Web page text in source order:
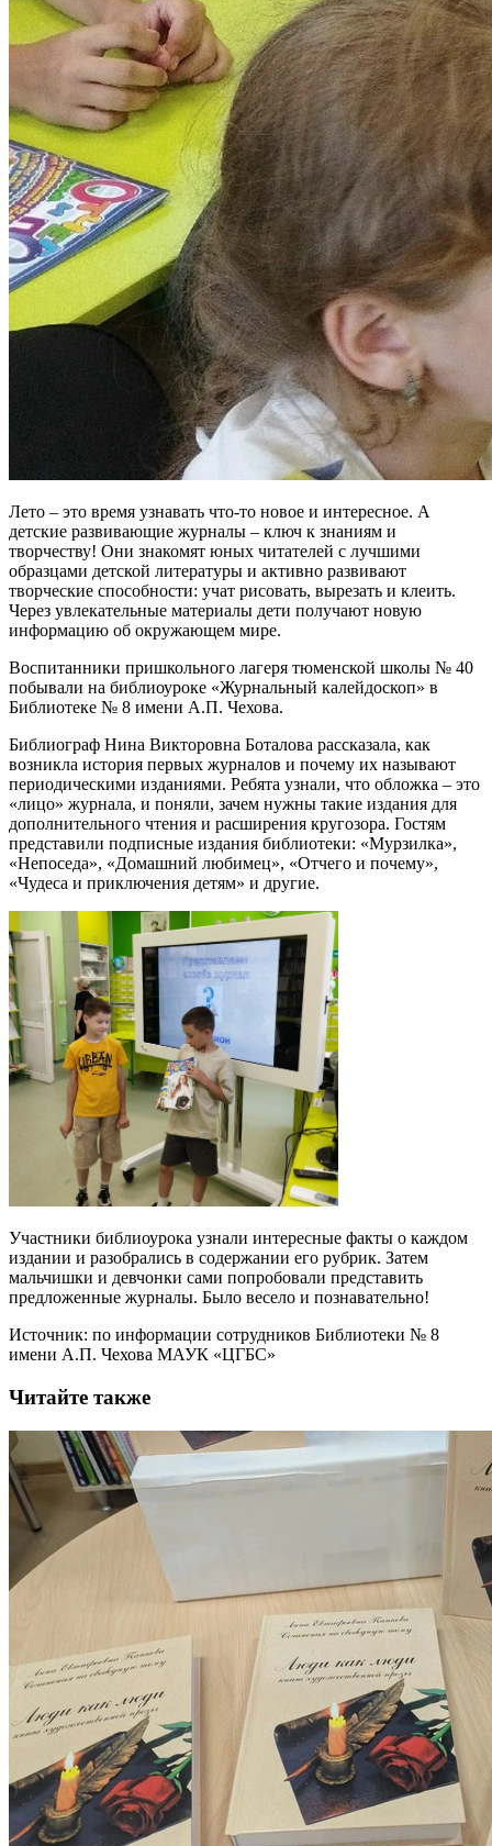
Лето – это время узнавать что-то новое и интересное. А
детские развивающие журналы – ключ к знаниям и
творчеству! Они знакомят юных читателей с лучшими
образцами детской литературы и активно развивают
творческие способности: учат рисовать, вырезать и клеить.
Через увлекательные материалы дети получают новую
информацию об окружающем мире.
Воспитанники пришкольного лагеря тюменской школы № 40
побывали на библиоуроке «Журнальный калейдоскоп» в
Библиотеке № 8 имени А.П. Чехова.
Библиограф Нина Викторовна Боталова рассказала, как
возникла история первых журналов и почему их называют
периодическими изданиями. Ребята узнали, что обложка – это
«лицо» журнала, и поняли, зачем нужны такие издания для
дополнительного чтения и расширения кругозора. Гостям
представили подписные издания библиотеки: «Мурзилка»,
«Непоседа», «Домашний любимец», «Отчего и почему»,
«Чудеса и приключения детям» и другие.
Участники библиоурока узнали интересные факты о каждом
издании и разобрались в содержании его рубрик. Затем
мальчишки и девчонки сами попробовали представить
предложенные журналы. Было весело и познавательно!
Источник: по информации сотрудников Библиотеки № 8
имени А.П. Чехова МАУК «ЦГБС»
Читайте также